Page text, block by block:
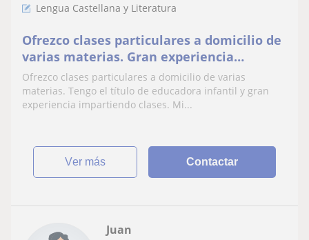
Lengua Castellana y Literatura
Ofrezco clases particulares a domicilio de
varias materias. Gran experiencia
impartiendo clases
Ofrezco clases particulares a domicilio de varias
materias. Tengo el título de educadora infantil y gran
experiencia impartiendo clases. Mi...
ver más Contactar
Juan